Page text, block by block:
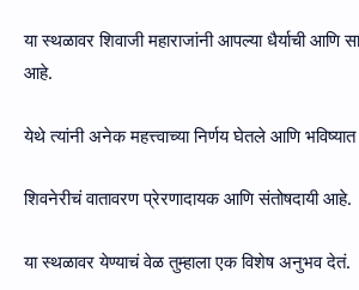
या स्थळावर शिवाजी महाराजांनी आपल्या धैर्याची आणि
आहे.
येथे त्यांनी अनेक महत्त्वाच्या निर्णय घेतले आणि भविष्यात
शिवनेरीचं वातावरण प्रेरणादायक आणि संतोषदायी आहे.
या स्थळावर येण्याचं वेळ तुम्हाला एक विशेष अनुभव देतं.